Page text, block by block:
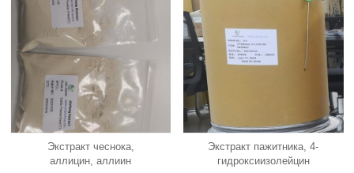
Экстракт чеснока,
аллицин, аллиин
Экстракт пажитника, 4-
гидроксиизолейцин